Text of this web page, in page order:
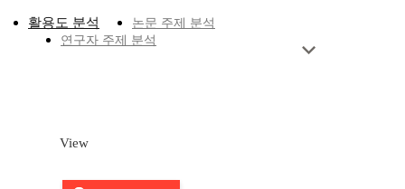
활용도 분석
논문 주제 분석
연구자 주제 분석
View